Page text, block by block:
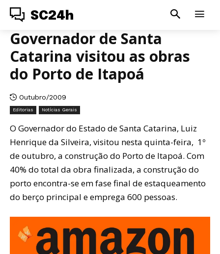
SC24h
Governador de Santa
Catarina visitou as obras
do Porto de Itapoá
Outubro/2009
Editorias Notícias Gerais
O Governador do Estado de Santa Catarina, Luiz
Henrique da Silveira, visitou nesta quinta-feira, 1º
de outubro, a construção do Porto de Itapoá. Com
40% do total da obra finalizada, a construção do
porto encontra-se em fase final de estaqueamento
do berço principal e emprega 600 pessoas.